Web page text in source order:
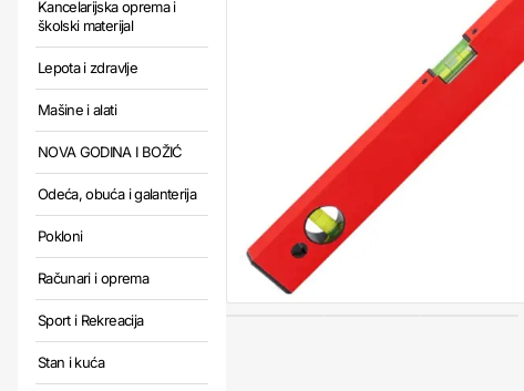
Kancelarijska oprema i
školski materijal
Lepota i zdravlje
Mašine i alati
NOVA GODINA I BOŽIĆ
Odeća, obuća i galanterija
Pokloni
Računari i oprema
Sport i Rekreacija
Stan i kuća